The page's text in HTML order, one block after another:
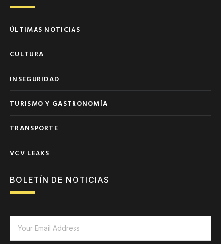
ÚLTIMAS NOTICIAS
CULTURA
INSEGURIDAD
TURISMO Y GASTRONOMÍA
TRANSPORTE
VCV LEAKS
BOLETÍN DE NOTICIAS